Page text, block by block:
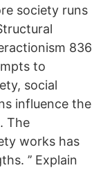
society runs
836
to
social
influence the
The
works has
’’ Explain